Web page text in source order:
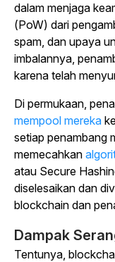
dalam menjaga
(PoW) dari
spam, dan upaya
imbalannya,
karena telah
Di permukaan,
mempool mereka
setiap penambang
memecahkan
atau Secure
diselesaikan dan
blockchain dan
Dampak
Tentunya,